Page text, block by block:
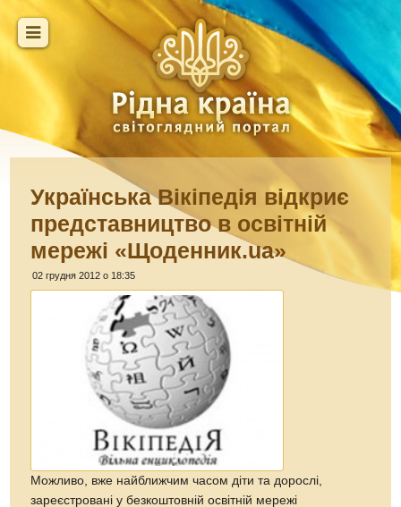
Українська Вікіпедія відкриє
представництво в освітній
мережі «Щоденник.ua»
02 грудня 2012 о 18:35
Можливо, вже найближчим часом діти та дорослі,
зареєстровані у безкоштовній освітній мережі